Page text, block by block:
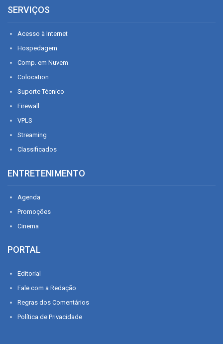
SERVIÇOS
Acesso à Internet
Hospedagem
Comp. em Nuvem
Colocation
Suporte Técnico
Firewall
VPLS
Streaming
Classificados
ENTRETENIMENTO
Agenda
Promoções
Cinema
PORTAL
Editorial
Fale com a Redação
Regras dos Comentários
Política de Privacidade